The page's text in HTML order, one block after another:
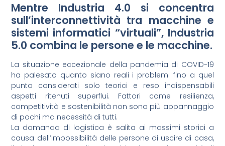
Mentre Industria 4.0 si concentra
sull’interconnettività tra macchine e
sistemi informatici “virtuali”, Industria
5.0 combina le persone e le macchine.
La situazione eccezionale della pandemia di COVID-19
ha palesato quanto siano reali i problemi fino a quel
punto considerati solo teorici e reso indispensabili
aspetti ritenuti superflui. Fattori come resilienza,
competitività e sostenibilità non sono più appannaggio
di pochi ma necessità di tutti.
La domanda di logistica è salita ai massimi storici a
causa dell’impossibilità delle persone di uscire di casa,